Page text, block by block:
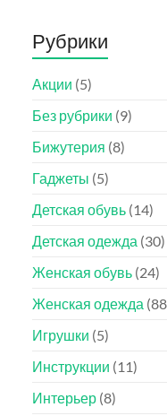
Рубрики
Акции (5)
Без рубрики (9)
Бижутерия (8)
Гаджеты (5)
Детская обувь (14)
Детская одежда (30)
Женская обувь (24)
Женская одежда
Игрушки (5)
Инструкции (11)
Интерьер (8)